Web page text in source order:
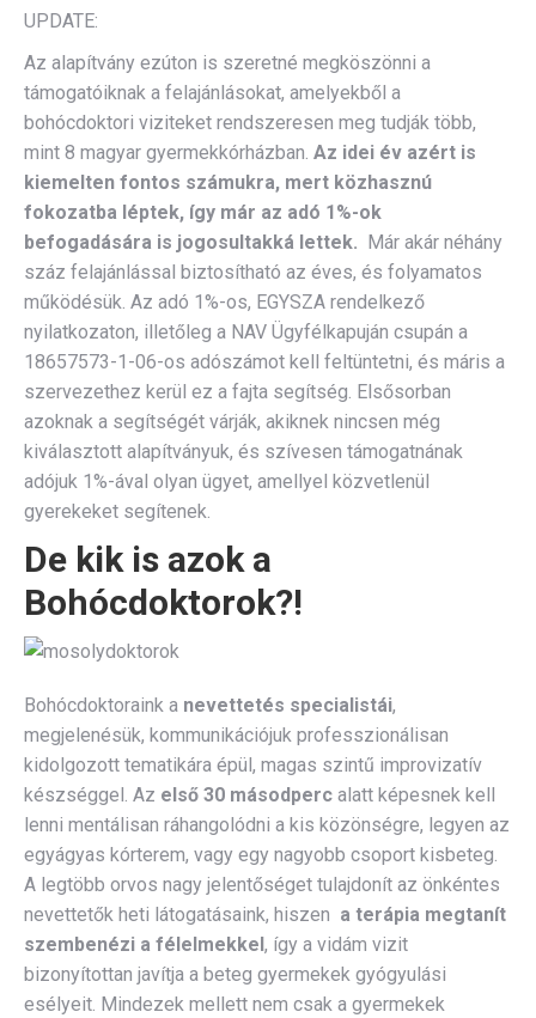
UPDATE:
Az alapítvány ezúton is szeretné megköszönni a
támogatóiknak a felajánlásokat, amelyekből a
bohócdoktori viziteket rendszeresen meg tudják több,
mint 8 magyar gyermekkórházban. Az idei év azért is
kiemelten fontos számukra, mert közhasznú
fokozatba léptek, így már az adó 1%-ok
befogadására is jogosultakká lettek. Már akár néhány
száz felajánlással biztosítható az éves, és folyamatos
működésük. Az adó 1%-os, EGYSZA rendelkező
nyilatkozaton, illetőleg a NAV Ügyfélkapuján csupán a
18657573-1-06-os adószámot kell feltüntetni, és máris a
szervezethez kerül ez a fajta segítség. Elsősorban
azoknak a segítségét várják, akiknek nincsen még
kiválasztott alapítványuk, és szívesen támogatnának
adójuk 1%-ával olyan ügyet, amellyel közvetlenül
gyerekeket segítenek.
De kik is azok a
Bohócdoktorok?!
Bohócdoktoraink a nevettetés specialistái,
megjelenésük, kommunikációjuk professzionálisan
kidolgozott tematikára épül, magas szintű improvizatív
készséggel. Az első 30 másodperc alatt képesnek kell
lenni mentálisan ráhangolódni a kis közönségre, legyen az
egyágyas kórterem, vagy egy nagyobb csoport kisbeteg.
A legtöbb orvos nagy jelentőséget tulajdonít az önkéntes
nevettetők heti látogatásaink, hiszen a terápia megtanít
szembenézi a félelmekkel, így a vidám vizit
bizonyítottan javítja a beteg gyermekek gyógyulási
esélyeit. Mindezek mellett nem csak a gyermekek